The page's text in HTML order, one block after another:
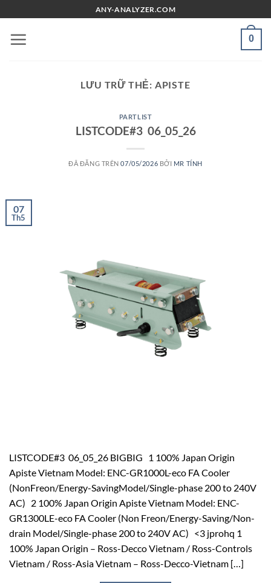
đến
nội
ANY-ANALYZER.COM
0
LƯU TRỮ THẺ: APISTE
PARTLIST
LISTCODE#3 06_05_26
ĐÃ ĐĂNG TRÊN07/05/2026 BỞI MR TÍNH
07
Th5
LISTCODE#3 06_05_26 BIGBIG 1 100% Japan Origin
Apiste Vietnam Model: ENC-GR1000L-eco FA Cooler
(NonFreon/Energy-SavingModel/Single-phase 200 to 240V
AC) 2 100% Japan Origin Apiste Vietnam Model: ENC-
GR1300LE-eco FA Cooler (Non Freon/Energy-Saving/Non-
drain Model/Single-phase 200 to 240V AC) <3 jprohq 1
100% Japan Origin – Ross-Decco Vietnam / Ross-Controls
Vietnam / Ross-Asia Vietnam – Ross-Decco-Vietnam […]